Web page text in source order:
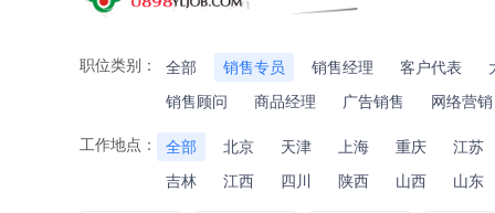
职位类别： 全部 销售专员 销售经理 客户代表
销售顾问
商品经理 广告销售 网络营销
工作地点： 全部 北京 天津 上海 重庆
江苏
吉林
江西 四川 陕西 山西 山东